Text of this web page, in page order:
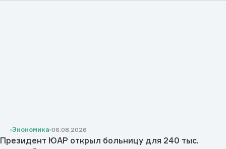
Экономика 06.08.2026
Президент ЮАР открыл больницу для 240 тыс.